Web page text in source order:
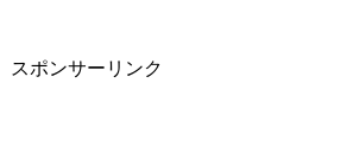
スポンサーリンク